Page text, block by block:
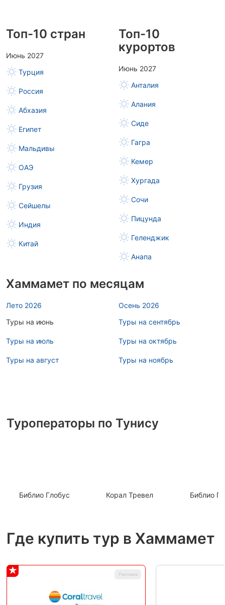
Топ-10 стран
Июнь 2027
Турция
Россия
Абхазия
Египет
Мальдивы
ОАЭ
Грузия
Сейшелы
Индия
Китай
Топ-10
курортов
Июнь 2027
Анталия
Алания
Сиде
Гагра
Кемер
Хургада
Сочи
Пицунда
Геленджик
Анапа
Хаммамет по месяцам
Лето 2026
Туры на июнь
Туры на июль
Туры на август
Осень 2026
Туры на сентябрь
Туры на октябрь
Туры на ноябрь
Туроператоры по Тунису
Библио Глобус Корал Тревел Библио
Где купить тур в Хаммамет